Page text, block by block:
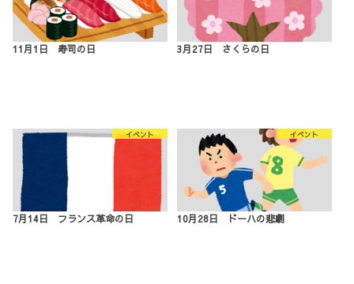
11月1日 寿司の日 3月27日 さくらの日
イベント
7月14日 フランス革命の日
イベント
10月28日 ドーハの悲劇